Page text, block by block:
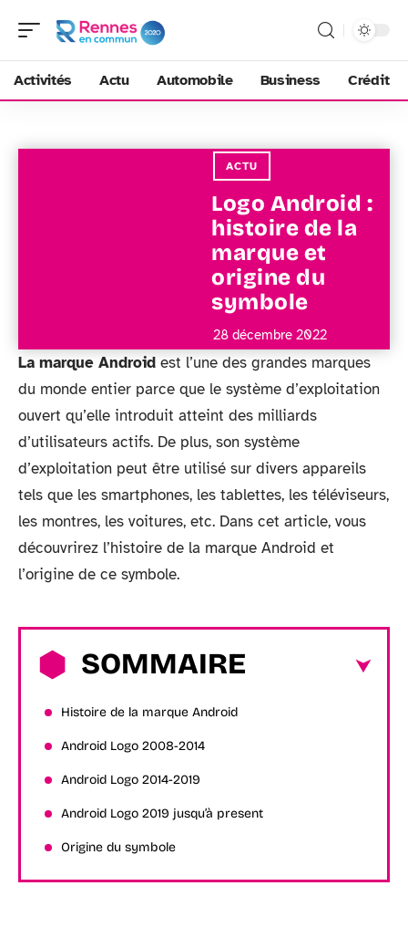
Activités Actu Automobile Business Crédit
ACTU
Logo Android :
histoire de la
marque et
origine du
symbole
28 décembre 2022
La marque Android est l’une des grandes marques
du monde entier parce que le système d’exploitation
ouvert qu’elle introduit atteint des milliards
d’utilisateurs actifs. De plus, son système
d’exploitation peut être utilisé sur divers appareils
tels que les smartphones, les tablettes, les téléviseurs,
les montres, les voitures, etc. Dans cet article, vous
découvrirez l’histoire de la marque Android et
l’origine de ce symbole.
SOMMAIRE
Histoire de la marque Android
Android Logo 2008-2014
Android Logo 2014-2019
Android Logo 2019 jusqu’à present
Origine du symbole